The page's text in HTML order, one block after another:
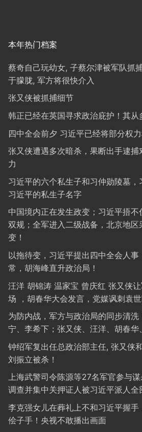
本年热门档案
蔡奇自己玩幼女, 子蔡尔津被军队抓
于朦胧, 军方将很快介入
张又侠被抓捕细节
韩正已经在英国寻求政治庇护！其
四中全会前夕 习近平已经将部分权
张又侠遭遇多次暗杀，果断出手逮
力
习近平的六个私生子和习仲勋陵墓
习近平的私生子名字
中国境内正在发生政变；习近平捂
双规；全军进入二级战备，北京地区
变！
以拖待变，习近平提出四中全会人事
常，胡海峰直升政治局！
汪洋 胡锦涛 温家宝 曾庆红 张又侠
场 ，胡春华大会发言，党媒讽刺袁
为防内战，军方与政治局的同步清
宁、李希下；张又侠、汪洋、胡春华
钟绍军复出任总政治部主任, 张又侠
刘振立被杀！
上海武警司令陈源等27名军官参与
调查并集中关押证人被习近平派人全
李克强女儿在葬礼上不和习近平握手
侩子手！央视不敢播出画面